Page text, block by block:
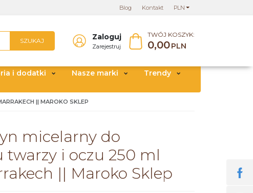
PLN
Blog Kontakt
SZUKAJ Zaloguj
Zarejestruj
TWÓJ KOSZYK:
0,00PLN
i dodatki Nasze marki
Trendy
|| MAROKO SKLEP
micelarny do
twarzy i oczu 250 ml
|| Maroko Sklep